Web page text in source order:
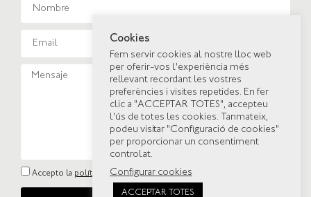
Accepto la política de privacitat
Cookies
Fem servir cookies al nostre lloc web
per oferir-vos l'experiència més
rellevant recordant les vostres
preferències i visites repetides. En fer
clic a "ACCEPTAR TOTES", accepteu
l'ús de totes les cookies. Tanmateix,
podeu visitar "Configuració de cookies"
per proporcionar un consentiment
controlat.
Configurar cookies
ACCEPTAR TOTES